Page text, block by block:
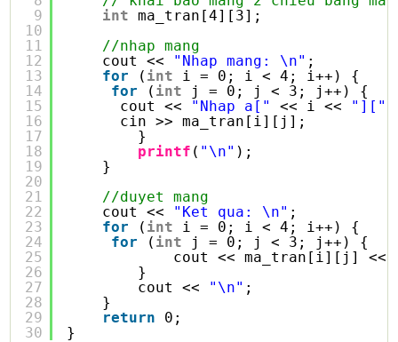
9
10
11
12
13
14
15
16
17
18
19
20
21
22
23
24
25
26
27
28
29
30
int
ma_tran[4][3];
//nhap mang
cout << "Nhap mang: \n" ;
for
( int
i = 0; i < 4; i++) {
for
( int
j = 0; j < 3; j++) {
cout << "Nhap a[" << i << "]["
cin >> ma_tran[i][j];
}
printf ( "\n" );
}
//duyet mang
cout << "Ket qua: \n" ;
for
( int
i = 0; i < 4; i++) {
for
( int
j = 0; j < 3; j++) {
cout << ma_tran[i][j] <<
}
cout << "\n" ;
}
return
0;
}